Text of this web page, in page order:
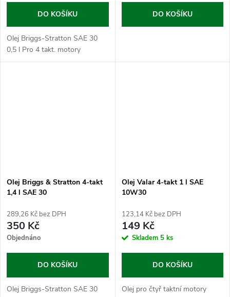
DO KOŠÍKU
Olej Briggs-Stratton SAE 30
0,5 l Pro 4 takt. motory
DO KOŠÍKU
Olej Briggs & Stratton 4-takt
1,4 l SAE 30
289,26 Kč bez DPH
350 Kč
Objednáno
DO KOŠÍKU
Olej Briggs-Stratton SAE 30
Olej Valar 4-takt 1 l SAE
10W30
123,14 Kč bez DPH
149 Kč
Skladem 5 ks
DO KOŠÍKU
Olej pro čtyř taktní motory